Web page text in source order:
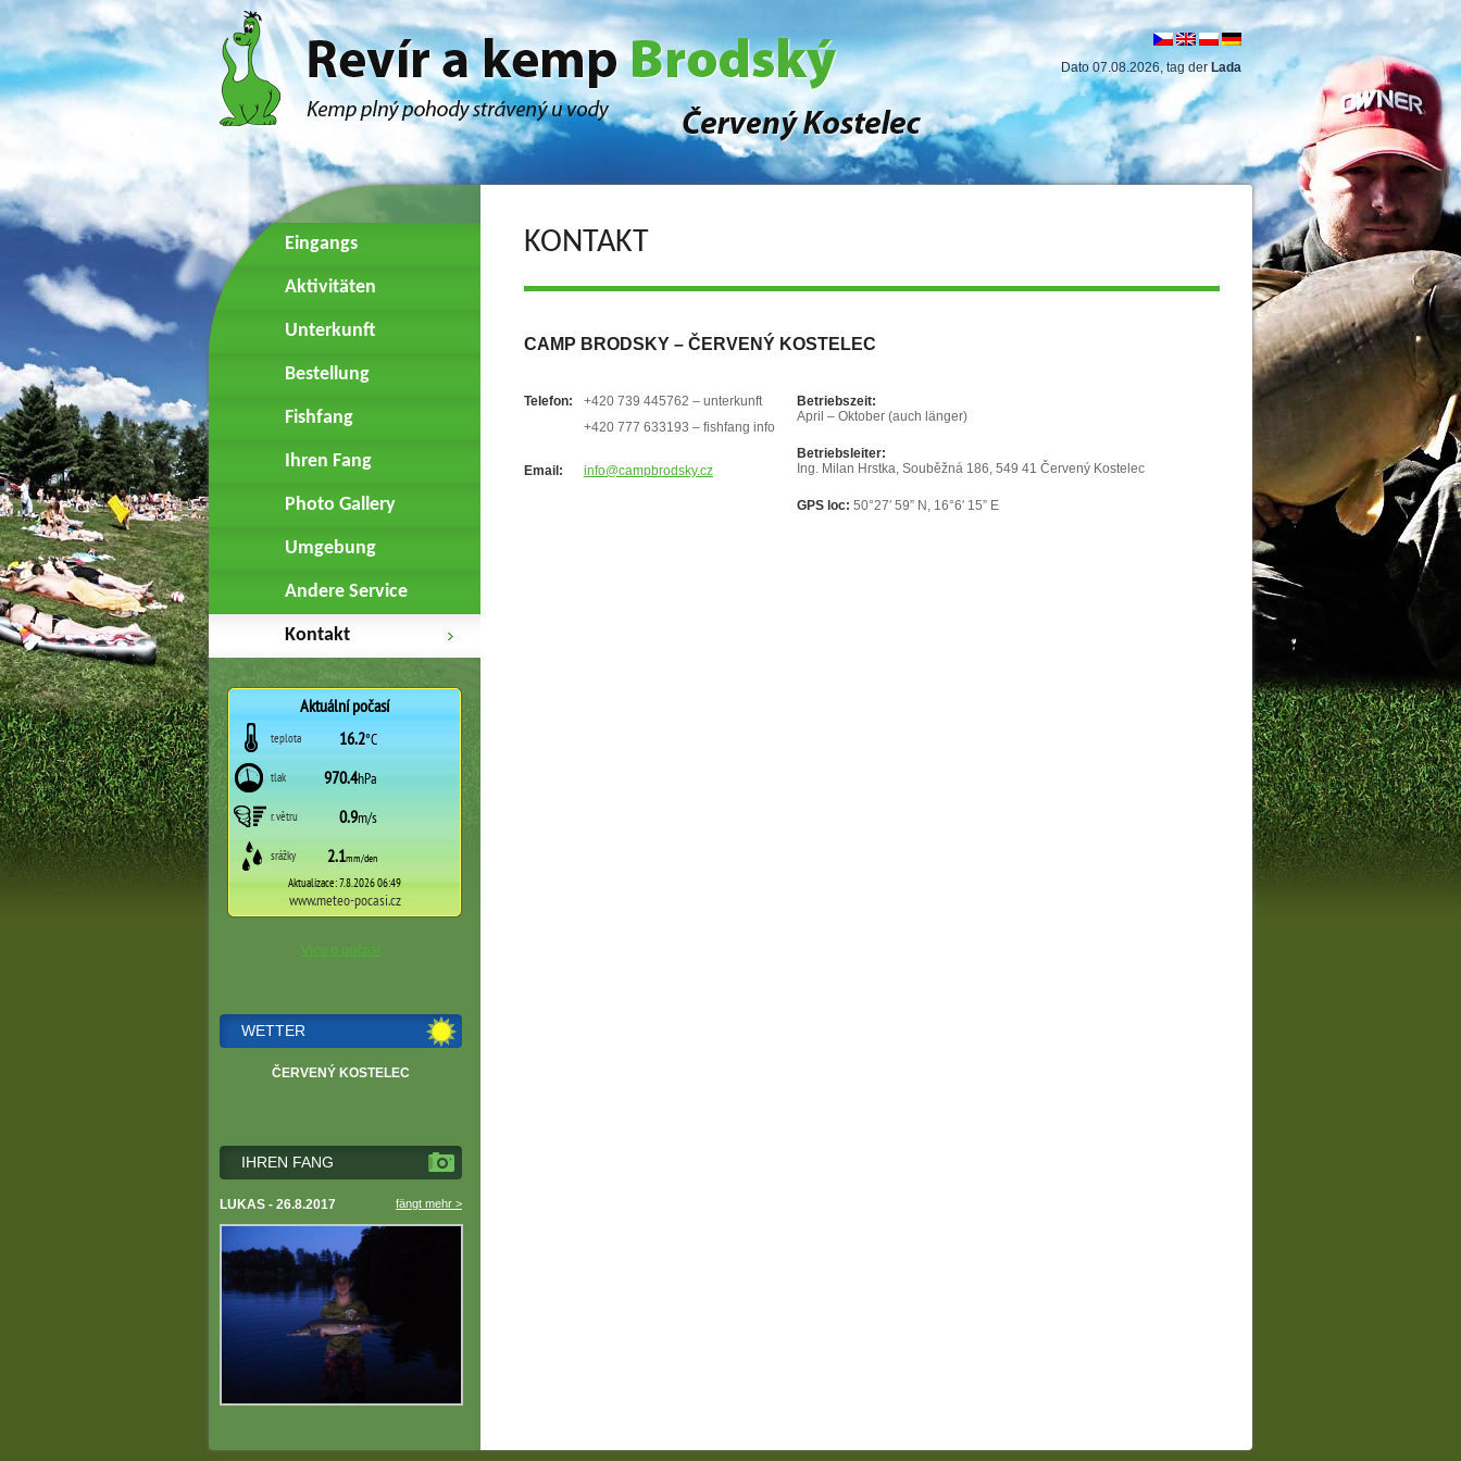
Dato 07.08.2026, tag derLada
Eingangs
Aktivitäten
Unterkunft
Bestellung
Fishfang
Ihren Fang
Photo Gallery
Umgebung
Andere Service
Kontakt
Více o počasí
WETTER
ČERVENÝ KOSTELEC
IHREN FANG
LUKAS - 26.8.2017 fängt mehr >
KONTAKT
CAMP BRODSKY – ČERVENÝ KOSTELEC
Telefon:
+420 739 445762 – unterkunft
+420 777 633193 – fishfang info
Email: info@campbrodsky.cz
Betriebszeit:
April – Oktober (auch länger)
Betriebsleiter:
Ing. Milan Hrstka, Souběžná 186, 549 41 Červený Kostelec
GPS loc: 50°27′ 59” N, 16°6′ 15” E